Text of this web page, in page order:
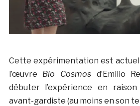
Cette expérimentation est
l’œuvre Bio Cosmosd’Emilio
débuter l’expérience en
avant-gardiste (au moins en son